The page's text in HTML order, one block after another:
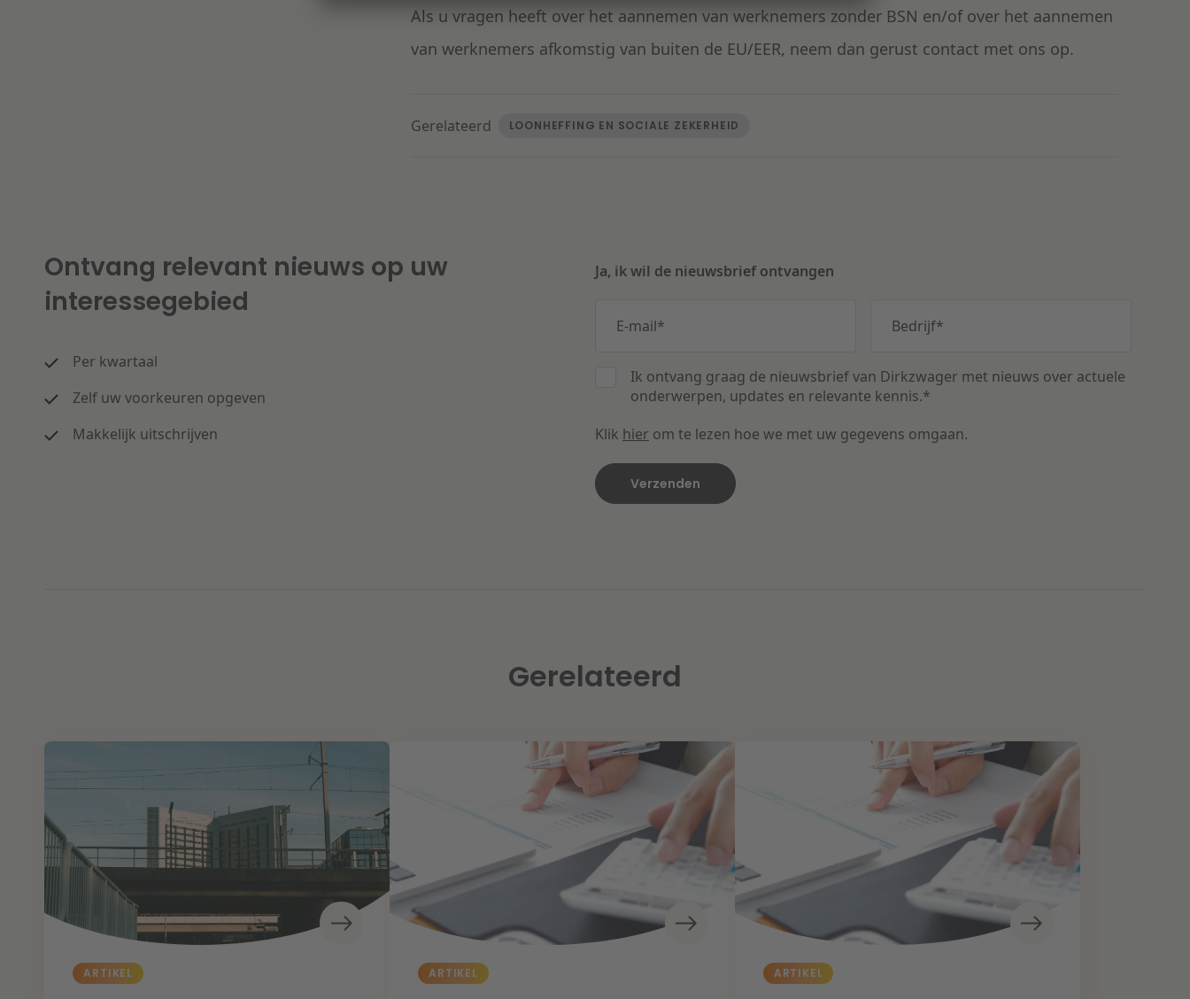
Als u vragen heeft over het aannemen van werknemers zonder BSN en/of over het aannemen
van werknemers afkomstig van buiten de EU/EER, neem dan gerust contact met ons op.
Gerelateerd LOONHEFFING EN SOCIALE ZEKERHEID
Ontvang relevant nieuws op uw
interessegebied
Per kwartaal
Zelf uw voorkeuren opgeven
Makkelijk uitschrijven
Ja, ik wil de nieuwsbrief ontvangen
E-mail* Bedrijf*
Ik ontvang graag de nieuwsbrief van Dirkzwager met nieuws over actuele
onderwerpen, updates en relevante kennis.*
Klik hier om te lezen hoe we met uw gegevens omgaan.
Gerelateerd
ARTIKEL ARTIKEL ARTIKEL